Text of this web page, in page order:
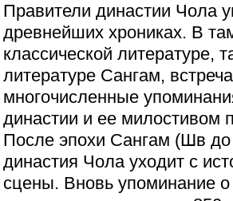
Правители династии Чола
древнейших хрониках. В
классической литературе,
литературе Сангам,
многочисленные
династии и ее милостивом
После эпохи Сангам (Шв до
династия Чола уходит с
сцены. Вновь упоминание о